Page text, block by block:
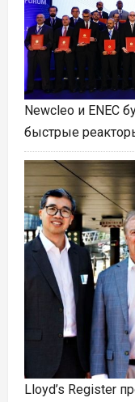
Newcleo и ENEC
быстрые
Lloyd’s Register